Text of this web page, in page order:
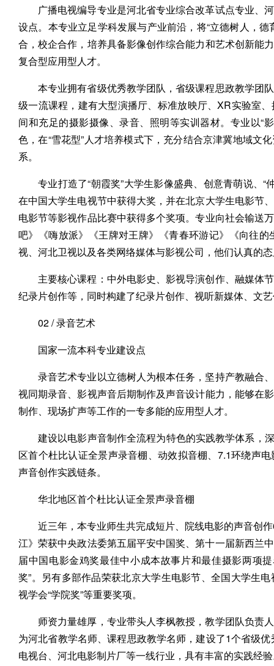
广播电视编导专业是河北省专业综合改革试点专业、
设点。本专业立足学科发展与产业前沿，将“立德树人，
合，校企合作，培养具备影像创作综合能力和艺术创新能
复合型应用型人才。
本专业拥有省级优秀教学团队，省级课程思政教学团
级一流课程，建有大型演播厅、标准放映厅、XR实验室
间和充足的摄影摄像、录音、照明等实训器材。专业以“
色，在“雪花型”人才培养模式下，充分结合京津冀地域文
系。
专业打造了“朝霞奖”大学生影像盛典、创意青萌说、
在中国大学生电视节中获得大奖，并在北京大学生电影节
电影节等影视作品比赛中获得多个奖项。专业向社会输送
吧》《嗨放派》《王牌对王牌》《青春环游记》《向往
视、河北卫视以及各类网络媒体与影视公司，他们认真的
主要核心课程：中外电影史、影视导演创作、融媒体
纪录片创作等，同时构建了纪录片创作、视听新媒体、文
02 / 录音艺术
国家一流本科专业建设点
录音艺术专业以立德树人为根本任务，坚持产教融合
视同期录音、影视声音后期制作及声音设计能力，能够在
制作、现场扩声等工作的一专多能的应用型人才。
建设以电影声音制作全流程为特色的实践教学体系，
区首个杜比认证全景声录音棚、动效拟音棚、7.1环绕声
声音创作实践链条。
华北地区首个杜比认证全景声录音棚
近三年，本专业师生共完成短片、院线电影的声音创
江》荣获中央政法委第五届平安中国奖、第十一届新西兰
届中国电影金鸡奖最佳中小成本故事片和最佳摄影两项
奖”。另有多部作品荣获北京大学生电影节、全国大学生
视学会“学院奖”等重要奖项。
师资力量雄厚，专业带头人李枫教授，教学团队负责
为河北省教学名师、课程思政教学名师，建设了1个省级
电视台、河北电影制片厂等一线行业，具有丰富的实践经